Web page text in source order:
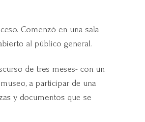
Comenzó en una sala
al público general.
de tres meses- con un
a participar de una
y documentos que se